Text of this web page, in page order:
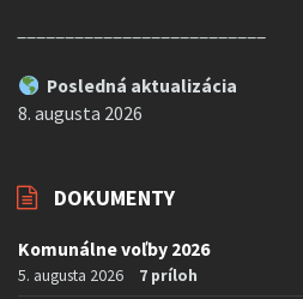
Posledná aktualizácia
8. augusta 2026
DOKUMENTY
Komunálne voľby 2026
5. augusta 2026 7 príloh